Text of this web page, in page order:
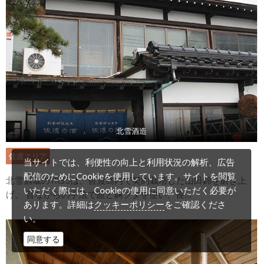
北雪酒造
佐渡エリア
北雪酒蔵のYK35は、佐渡島内で契約栽培した山田錦を磨き上
げ、 昔ながらの手法で甑と麹ブタを使い、長...
当サイトでは、利便性の向上と利用状況の解析、広告
配信のためにCookieを使用しています。サイトを閲覧
いただく際には、Cookieの使用に同意いただく必要が
あります。詳細はクッキーポリシーをご確認くださ
い。
同意する